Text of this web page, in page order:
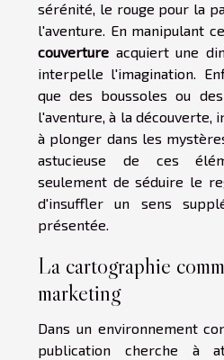
sérénité, le rouge pour la
l'aventure. En manipulant
couverture acquiert une
interpelle l'imagination.
que des boussoles ou
l'aventure, à la découverte,
à plonger dans les
astucieuse de ces
seulement de séduire le
d'insuffler un sens
présentée.
La cartographie
marketing
Dans un environnement
publication cherche à